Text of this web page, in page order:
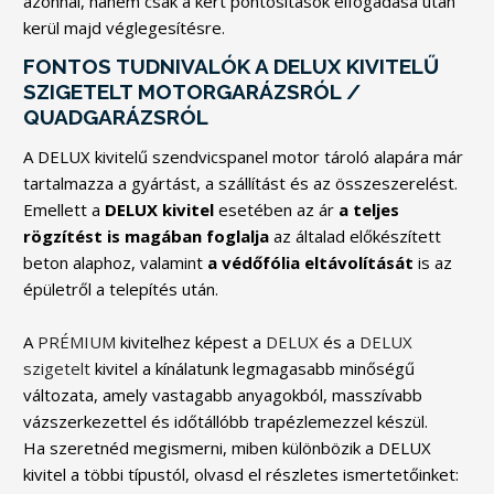
kerül majd véglegesítésre.
FONTOS TUDNIVALÓK A DELUX KIVITELŰ
SZIGETELT MOTORGARÁZSRÓL /
QUADGARÁZSRÓL
A DELUX kivitelű szendvicspanel motor tároló alapára már
tartalmazza a gyártást, a szállítást és az összeszerelést.
Emellett a DELUX kivitel esetében az ár a teljes
rögzítést is magában foglalja az általad előkészített
beton alaphoz, valamint a védőfólia eltávolítását is az
épületről a telepítés után.
A PRÉMIUM kivitelhez képest a DELUX és a DELUX
szigetelt kivitel a kínálatunk legmagasabb minőségű
változata, amely vastagabb anyagokból, masszívabb
vázszerkezettel és időtállóbb trapézlemezzel készül.
Ha szeretnéd megismerni, miben különbözik a DELUX
kivitel a többi típustól, olvasd el részletes ismertetőinket: